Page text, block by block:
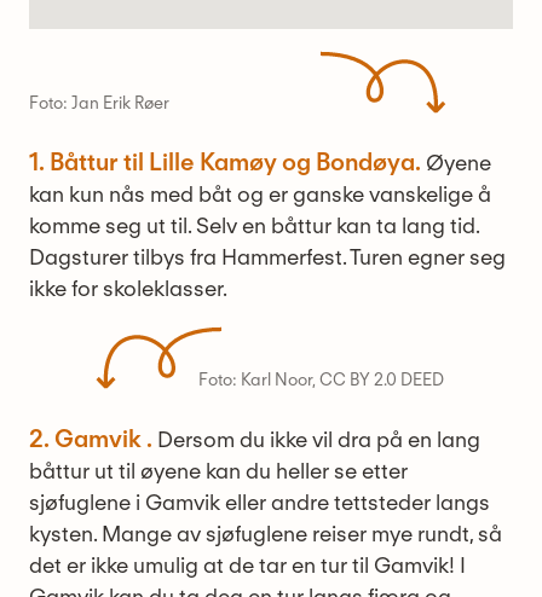
Foto: Jan Erik Røer
1. Båttur til Lille Kamøy og Bondøya. Øyene
kan kun nås med båt og er ganske vanskelige å
komme seg ut til. Selv en båttur kan ta lang tid.
Dagsturer tilbys fra Hammerfest. Turen egner seg
ikke for skoleklasser.
Foto: Karl Noor, CC BY 2.0 DEED
2. Gamvik . Dersom du ikke vil dra på en lang
båttur ut til øyene kan du heller se etter
sjøfuglene i Gamvik eller andre tettsteder langs
kysten. Mange av sjøfuglene reiser mye rundt, så
det er ikke umulig at de tar en tur til Gamvik! I